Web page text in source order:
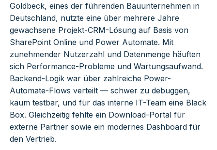
Goldbeck, eines der führenden Bauunternehmen in
Deutschland, nutzte eine über mehrere Jahre
gewachsene Projekt-CRM-Lösung auf Basis von
SharePoint Online und Power Automate. Mit
zunehmender Nutzerzahl und Datenmenge häuften
sich Performance-Probleme und Wartungsaufwand.
Backend-Logik war über zahlreiche Power-
Automate-Flows verteilt — schwer zu debuggen,
kaum testbar, und für das interne IT-Team eine Black
Box. Gleichzeitig fehlte ein Download-Portal für
externe Partner sowie ein modernes Dashboard für
den Vertrieb.